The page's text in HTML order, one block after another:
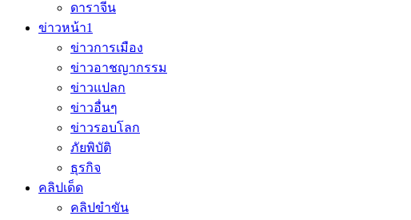
ดาราจีน
ข่าวหน้า1
ข่าวการเมือง
ข่าวอาชญากรรม
ข่าวแปลก
ข่าวอื่นๆ
ข่าวรอบโลก
ภัยพิบัติ
ธุรกิจ
คลิปเด็ด
คลิปขำขัน